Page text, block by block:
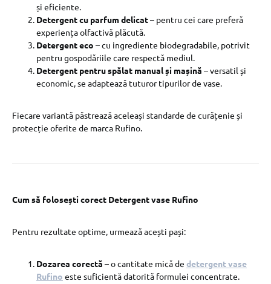
și eficiente.
Detergent cu parfum delicat– pentru cei care preferă
experiența olfactivă plăcută.
Detergent eco – cu ingrediente biodegradabile, potrivit
pentru gospodăriile care respectă mediul.
Detergent pentru spălat manual și mașină – versatil și
economic, se adaptează tuturor tipurilor de vase.
Fiecare variantă păstrează aceleași standarde de curățenie și
protecție oferite de marca Rufino.
Cum să folosești corect Detergent vase Rufino
Pentru rezultate optime, urmează acești pași:
Dozarea corectă – o cantitate mică de detergent vase
Rufino este suficientă datorită formulei concentrate.